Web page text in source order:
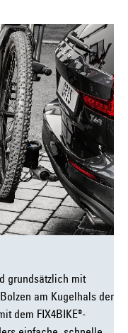
grundsätzlich mit
am Kugelhals der
dem FIX4BIKE®-